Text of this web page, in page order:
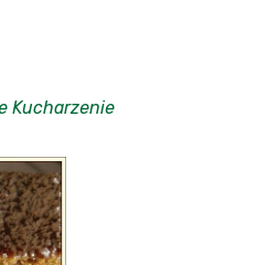
Kucharzenie